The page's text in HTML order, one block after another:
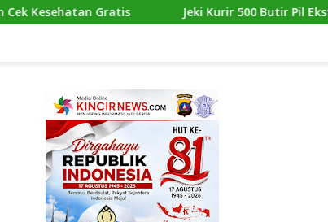
Jeki Kurir 500 Butir Pil Ekstasi di Marelan Di